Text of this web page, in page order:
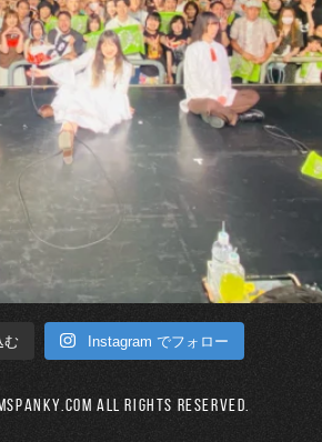
む Instagram でフォロー
All Rights Reserved.